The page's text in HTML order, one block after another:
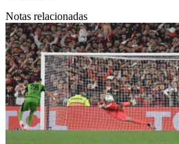
Notas relacionadas